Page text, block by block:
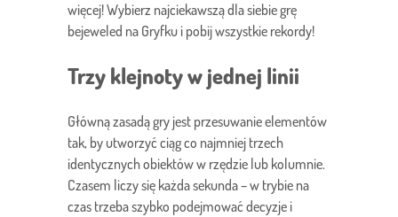
więcej! Wybierz najciekawszą dla siebie grę
bejeweled na Gryfku i pobij wszystkie rekordy!
Trzy klejnoty w jednej linii
Główną zasadą gry jest przesuwanie elementów
tak, by utworzyć ciąg co najmniej trzech
identycznych obiektów w rzędzie lub kolumnie.
Czasem liczy się każda sekunda – w trybie na
czas trzeba szybko podejmować decyzje i